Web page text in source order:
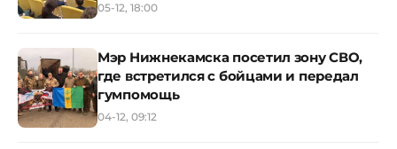
05-12, 18:00
Мэр Нижнекамска посетил зону СВО,
где встретился с бойцами и передал
гумпомощь
04-12, 09:12